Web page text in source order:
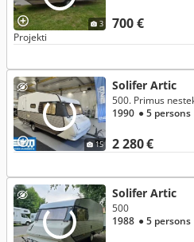
3 700 €
Projekti
15
Solifer Artic
2 280 €
1990 ● 5 persons
Solifer Artic
500
1988 ● 5 persons